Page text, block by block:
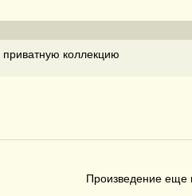
приватную коллекцию
Произведение еще